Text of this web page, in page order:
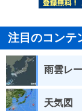
注目のコンテ
雨雲レ
天気図